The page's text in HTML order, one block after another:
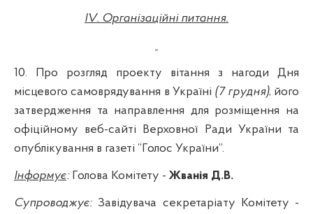
IV. Організаційні питання.
10. Про розгляд проекту вітання з нагоди Дня
місцевого самоврядування в Україні (7 грудня), його
затвердження та направлення для розміщення на
офіційному веб-сайті Верховної Ради України та
опублікування в газеті “Голос України”.
Інформує: Голова Комітету - Жванія Д.В.
Супроводжує: Завідувача секретаріату Комітету -